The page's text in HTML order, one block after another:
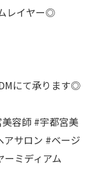
レイヤー◎
にて承ります◎
容師 #宇都宮美
サロン #ベージ
ミディアム